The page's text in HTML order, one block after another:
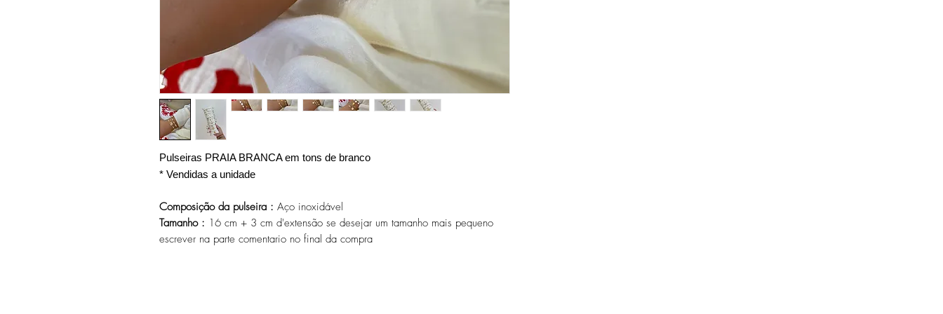
Pulseiras PRAIA BRANCA em tons de branco
* Vendidas a unidade
Composição da pulseira : Aço inoxidável
Tamanho : 16 cm + 3 cm d'extensão se desejar um tamanho mais pequeno
escrever na parte comentario no final da compra